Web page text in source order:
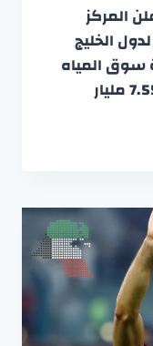
المركز
الخليج
سوق المياه
المعبأة في دول الخليج بلغت 7.55 مليار